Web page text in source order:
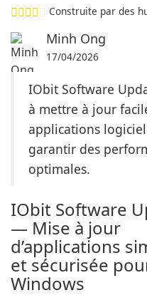
Construite par des
Minh Ong
17/04/2026
IObit Software
à mettre à jour
applications
garantir des
optimales.
IObit Software
— Mise à jour
d’applications
et sécurisée
Windows